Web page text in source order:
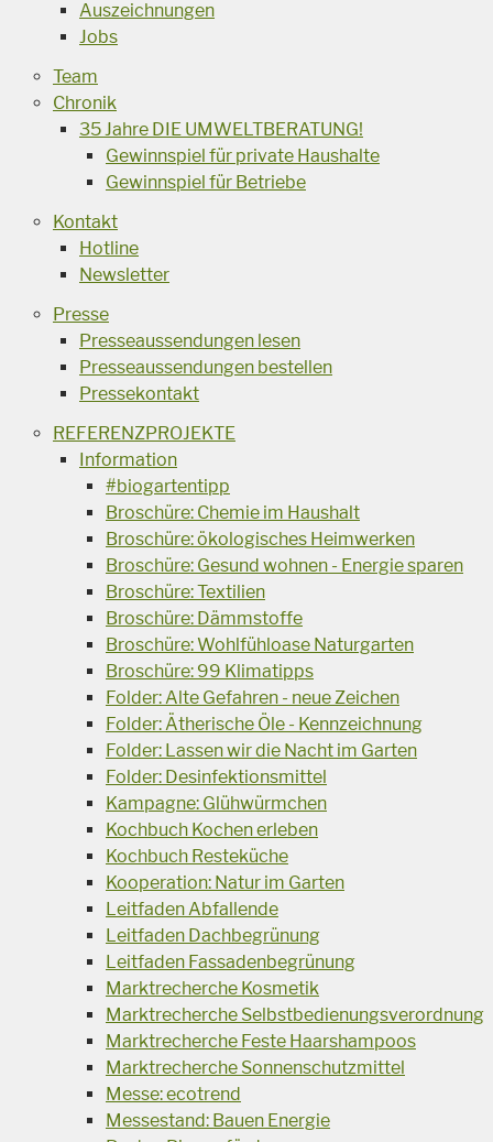
Auszeichnungen
Jobs
Team
Chronik
35 Jahre DIE UMWELTBERATUNG!
Gewinnspiel für private Haushalte
Gewinnspiel für Betriebe
Kontakt
Hotline
Newsletter
Presse
Presseaussendungen lesen
Presseaussendungen bestellen
Pressekontakt
REFERENZPROJEKTE
Information
#biogartentipp
Broschüre: Chemie im Haushalt
Broschüre: ökologisches Heimwerken
Broschüre: Gesund wohnen - Energie sparen
Broschüre: Textilien
Broschüre: Dämmstoffe
Broschüre: Wohlfühloase Naturgarten
Broschüre: 99 Klimatipps
Folder: Alte Gefahren - neue Zeichen
Folder: Ätherische Öle - Kennzeichnung
Folder: Lassen wir die Nacht im Garten
Folder: Desinfektionsmittel
Kampagne: Glühwürmchen
Kochbuch Kochen erleben
Kochbuch Resteküche
Kooperation: Natur im Garten
Leitfaden Abfallende
Leitfaden Dachbegrünung
Leitfaden Fassadenbegrünung
Marktrecherche Kosmetik
Marktrecherche Selbstbedienungsverordnung
Marktrecherche Feste Haarshampoos
Marktrecherche Sonnenschutzmittel
Messe: ecotrend
Messestand: Bauen Energie